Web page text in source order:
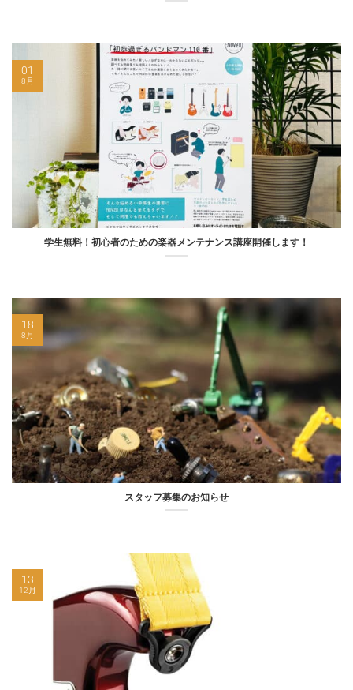
学生無料！初心者のための楽器メンテナンス講座開催します！
01
8月
スタッフ募集のお知らせ
18
8月
13
12月